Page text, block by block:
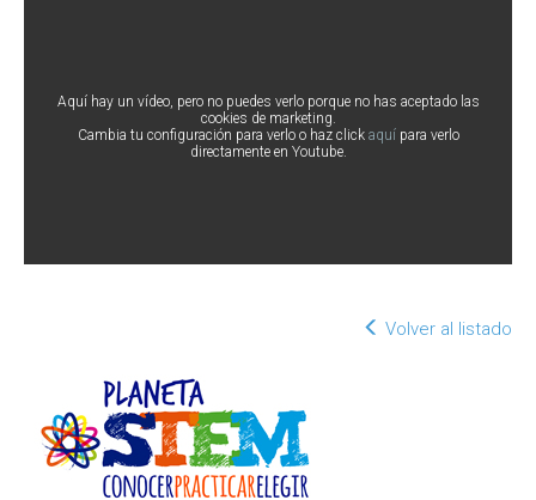
Aquí hay un vídeo, pero no puedes verlo porque no has aceptado las
cookies de marketing.
Cambia tu configuración para verlo o haz click aquípara verlo
directamente en Youtube.
Volver al listado